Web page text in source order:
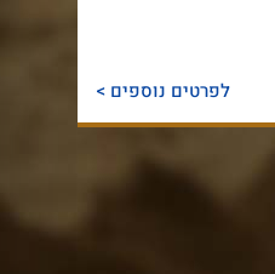
לפרטים נוספים >